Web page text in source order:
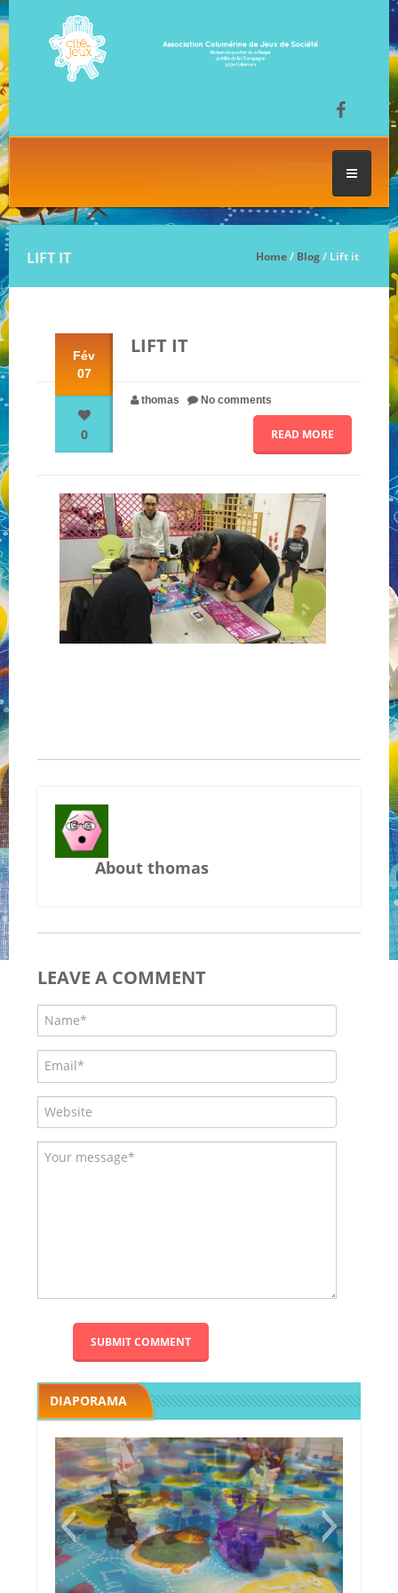
LES SÉANCES DE JEU
FESTIVAL DU JEU
NOS JEUX
NOS PARTENAIRES
QUI SOMMES-NOUS ?
NOUS CONTACTER !
LIFT IT Home/ Blog/ Lift it
Fév
07
0
LIFT IT
thomas No comments
READ MORE
About thomas
LEAVE A COMMENT
DIAPORAMA